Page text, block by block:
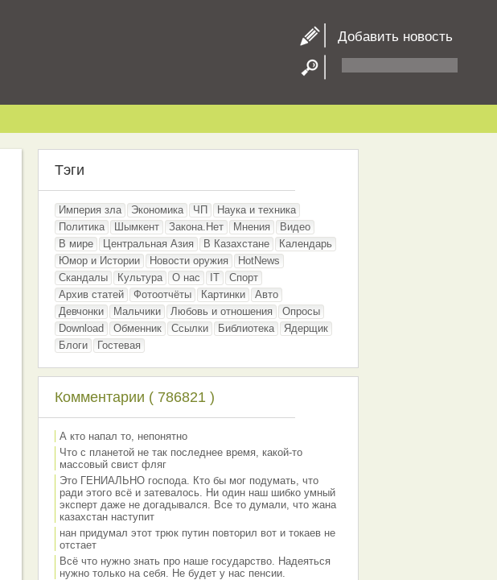
Добавить новость
Тэги
Империя зла Экономика ЧП
Наука и техника
Политика
Шымкент Закона.Нет Мнения
Видео
В мире
Центральная Азия В Казахстане
Календарь
Юмор и Истории
Новости оружия
HotNews
Скандалы
Культура О нас IT
Спорт
Архив статей
Фотоотчёты Картинки
Авто
Девчонки
Мальчики Любовь и отношения
Опросы
Download
Обменник Ссылки Библиотека
Ядерщик
Блоги
Гостевая
Комментарии ( 786821 )
А кто напал то, непонятно
Что с планетой не так последнее время, какой-то
массовый свист фляг
Это ГЕНИАЛЬНО господа. Кто бы мог подумать, что
ради этого всё и затевалось. Ни один наш шибко умный
эксперт даже не догадывался. Все то думали, что жана
казахстан наступит
нан придумал этот трюк путин повторил вот и токаев не
отстает
Всё что нужно знать про наше государство. Надеяться
нужно только на себя. Не будет у нас пенсии.